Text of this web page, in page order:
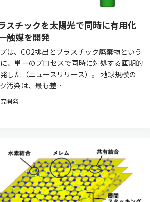
スチックを太陽光で同時に有用化
触媒を開発
は、CO2排出とプラスチック廃棄物という
、単一のプロセスで同時に対処する画期的
した（ニュースリリース）。 地球規模の
汚染は、最も差…
開発